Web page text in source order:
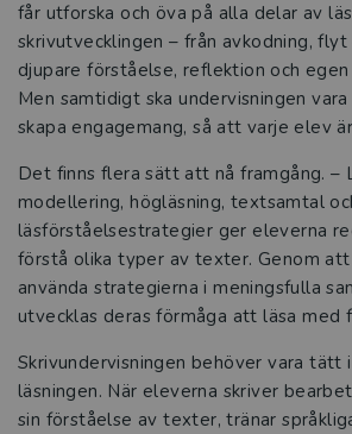
Ämnesdidaktik för elever
intellektuell
Bygg starka
tillgänglig lärmiljö
Det ska vara lätt att läsa!
Läs – i alla ämnen
Från forskning till
klassrummet
De vill stärka lärares
yrkesvardagen
får utforska och öva på alla delar av
skrivutvecklingen – från avkodning,
djupare förståelse, reflektion och
Men samtidigt ska undervisningen
skapa engagemang, så att varje elev
Det finns flera sätt att nå framgång. –
modellering, högläsning, textsamtal
läsförståelsestrategier ger eleverna
förstå olika typer av texter. Genom att
använda strategierna i meningsfulla
utvecklas deras förmåga att läsa med
Skrivundervisningen behöver vara tätt
läsningen. När eleverna skriver
sin förståelse av texter, tränar